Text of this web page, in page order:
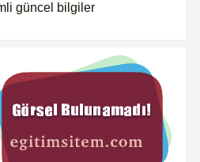
güncel bilgiler